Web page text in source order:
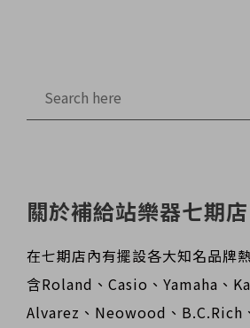
關於補給站樂器七期店
在七期店內有擺設各大知名品牌
含Roland、Casio、Yamaha、
Alvarez、Neowood、B.C.Rich